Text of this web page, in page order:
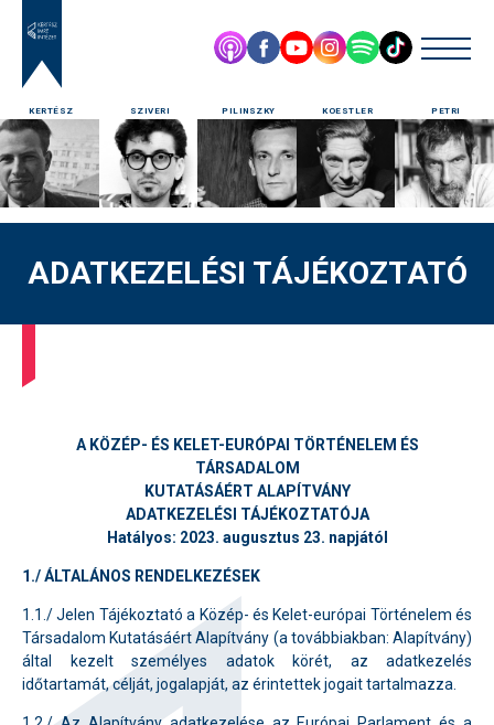
KERTÉSZ SZIVERI PILINSZKY KOESTLER PETRI
ADATKEZELÉSI TÁJÉKOZTATÓ
A KÖZÉP- ÉS KELET-EURÓPAI TÖRTÉNELEM ÉS
TÁRSADALOM
KUTATÁSÁÉRT ALAPÍTVÁNY
ADATKEZELÉSI TÁJÉKOZTATÓJA
Hatályos: 2023. augusztus 23. napjától
1./ ÁLTALÁNOS RENDELKEZÉSEK
1.1./ Jelen Tájékoztató a Közép- és Kelet-európai Történelem és
Társadalom Kutatásáért Alapítvány (a továbbiakban: Alapítvány)
által kezelt személyes adatok körét, az adatkezelés
időtartamát, célját, jogalapját, az érintettek jogait tartalmazza.